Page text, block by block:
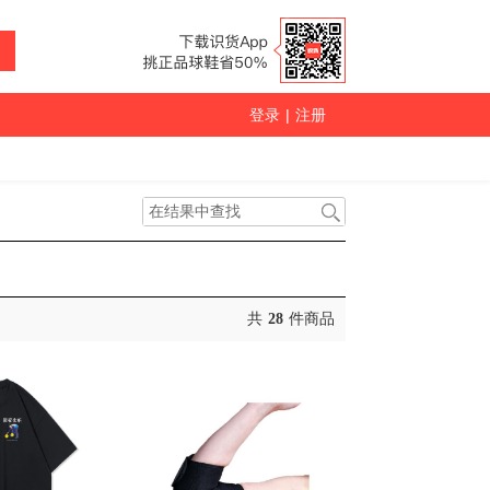
登录 | 注册
共 28 件商品